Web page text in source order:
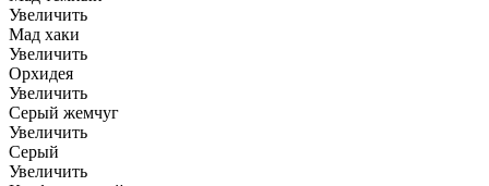
Увеличить
Мад хаки
Увеличить
Орхидея
Увеличить
Серый жемчуг
Увеличить
Серый
Увеличить